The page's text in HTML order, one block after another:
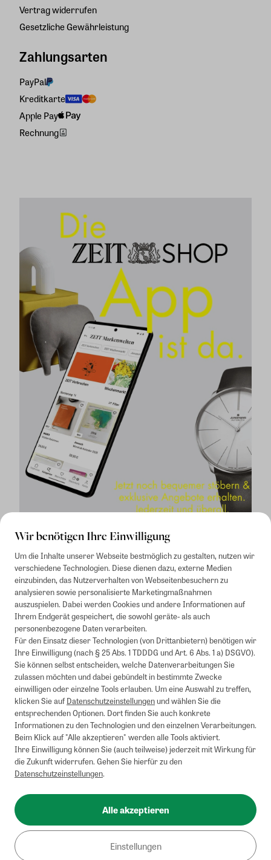
Wir benötigen Ihre Einwilligung
Um die Inhalte unserer Webseite bestmöglich zu gestalten, nutzen wir
verschiedene Technologien. Diese dienen dazu, externe Medien
einzubinden, das Nutzerverhalten von Webseitenbesuchern zu
analysieren sowie personalisierte Marketingmaßnahmen
auszuspielen. Dabei werden Cookies und andere Informationen auf
Ihrem Endgerät gespeichert, die sowohl geräte- als auch
personenbezogene Daten verarbeiten.
Für den Einsatz dieser Technologien (von Drittanbietern) benötigen wir
Ihre Einwilligung (nach § 25 Abs. 1 TDDDG und Art. 6 Abs. 1 a) DSGVO).
Sie können selbst entscheiden, welche Datenverarbeitungen Sie
zulassen möchten und dabei gebündelt in bestimmte Zwecke
einwilligen oder einzelne Tools erlauben. Um eine Auswahl zu treffen,
klicken Sie aufDatenschutzeinstellungenund wählen Sie die
entsprechenden Optionen. Dort finden Sie auch konkrete
Informationen zu den Technologien und den einzelnen Verarbeitungen.
Beim Klick auf "Alle akzeptieren" werden alle Tools aktiviert.
Ihre Einwilligung können Sie (auch teilweise) jederzeit mit Wirkung für
die Zukunft widerrufen. Gehen Sie hierfür zu den
Datenschutzeinstellungen.
Alle akzeptieren
Einstellungen
Vertrag widerrufen
Gesetzliche Gewährleistung
Zahlungsarten
PayPal
Kreditkarte
Apple Pay
Rechnung
Mindestbestellwert von 50€. Nicht anwendbar auf Produkte, die der
Buchpreisbindung unterliegen, ZEIT-Akademie, e-Books. Keine
Barauszahlung möglich. Nicht mit weiteren Gutscheinen/Rabatten
kombinierbar.
Briefsendungen sind vom kostenlosen Rückversand ausgeschlossen.
Weitere Informationen zu Rücksendungen finden Sie hier.
Alle Preise inkl. gesetzl. MwSt. zzgl. Versandkosten
AGB
Widerrufsbelehrung
Instagram Pinterest